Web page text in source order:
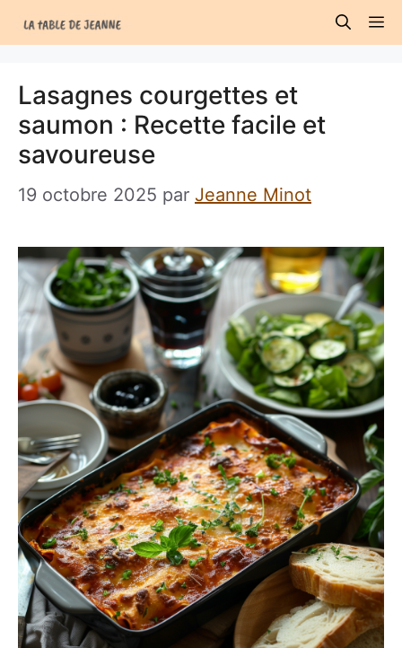
au
Lasagnes courgettes et
saumon : Recette facile et
savoureuse
19 octobre 2025 par Jeanne Minot